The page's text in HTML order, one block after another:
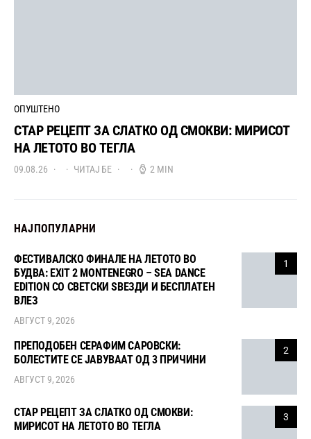
ОПУШТЕНО
СТАР РЕЦЕПТ ЗА СЛАТКО ОД СМОКВИ: МИРИСОТ
НА ЛЕТОТО ВО ТЕГЛА
09.08.26 ЧИТАЈ БЕ 2 MIN
НАЈПОПУЛАРНИ
1
ФЕСТИВАЛСКО ФИНАЛЕ НА ЛЕТОТО ВО
БУДВА: EXIT 2 MONTENEGRO – SEA DANCE
EDITION СО СВЕТСКИ ЅВЕЗДИ И БЕСПЛАТЕН
ВЛЕЗ
АВГУСТ 9, 2026
2
ПРЕПОДОБЕН СЕРАФИМ САРОВСКИ:
БОЛЕСТИТЕ СЕ ЈАВУВААТ ОД 3 ПРИЧИНИ
АВГУСТ 9, 2026
3
СТАР РЕЦЕПТ ЗА СЛАТКО ОД СМОКВИ:
МИРИСОТ НА ЛЕТОТО ВО ТЕГЛА